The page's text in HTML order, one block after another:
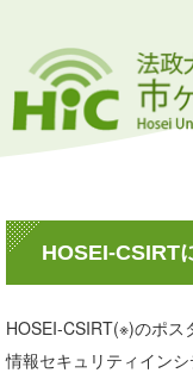
HOSEI-CSIRT
HOSEI-CSIRT(※)のポス
情報セキュリティイン